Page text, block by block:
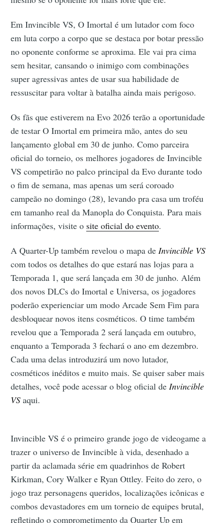
Em Invincible VS, O Imortal é um lutador com foco
em luta corpo a corpo que se destaca por botar pressão
no oponente conforme se aproxima. Ele vai pra cima
sem hesitar, cansando o inimigo com combinações
super agressivas antes de usar sua habilidade de
ressuscitar para voltar à batalha ainda mais perigoso.
Os fãs que estiverem na Evo 2026 terão a oportunidade
de testar O Imortal em primeira mão, antes do seu
lançamento global em 30 de junho. Como parceira
oficial do torneio, os melhores jogadores de Invincible
VS competirão no palco principal da Evo durante todo
o fim de semana, mas apenas um será coroado
campeão no domingo (28), levando pra casa um troféu
em tamanho real da Manopla do Conquista. Para mais
informações, visite o site oficial do evento.
A Quarter-Up também revelou o mapa de Invincible VS
com todos os detalhes do que estará nas lojas para a
Temporada 1, que será lançada em 30 de junho. Além
dos novos DLCs do Imortal e Universa, os jogadores
poderão experienciar um modo Arcade Sem Fim para
desbloquear novos itens cosméticos. O time também
revelou que a Temporada 2 será lançada em outubro,
enquanto a Temporada 3 fechará o ano em dezembro.
Cada uma delas introduzirá um novo lutador,
cosméticos inéditos e muito mais. Se quiser saber mais
detalhes, você pode acessar o blog oficial de Invincible
VSaqui.
Invincible VS é o primeiro grande jogo de videogame a
trazer o universo de Invincible à vida, desenhado a
partir da aclamada série em quadrinhos de Robert
Kirkman, Cory Walker e Ryan Ottley. Feito do zero, o
jogo traz personagens queridos, localizações icônicas e
combos devastadores em um torneio de equipes brutal,
refletindo o comprometimento da Quarter Up em